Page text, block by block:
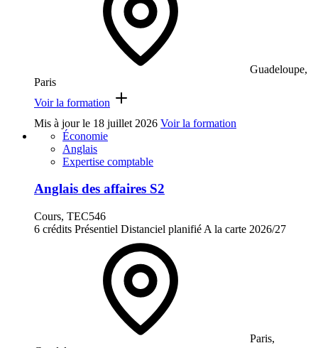
Guadeloupe,
Paris
Voir la formation
Mis à jour le 18 juillet 2026 Voir la formation
Économie
Anglais
Expertise comptable
Anglais des affaires S2
Cours, TEC546
6 crédits Présentiel Distanciel planifié A la carte 2026/27
Paris,